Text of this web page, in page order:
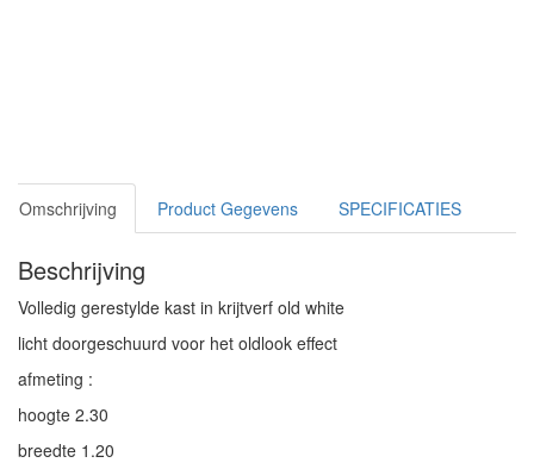
Omschrijving Product Gegevens SPECIFICATIES
Beschrijving
Volledig gerestylde kast in krijtverf old white
licht doorgeschuurd voor het oldlook effect
afmeting :
hoogte 2.30
breedte 1.20